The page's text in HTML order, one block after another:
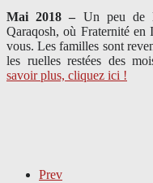
Mai 2018 – Un peu de
Qaraqosh, où Fraternité en
vous. Les familles sont
les ruelles restées des
savoir plus, cliquez ici !
Prev